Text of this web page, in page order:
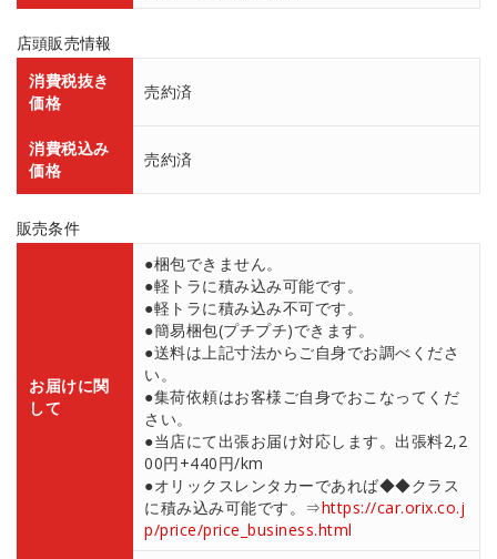
店頭販売情報
消費税抜き
価格
売約済
消費税込み
価格
売約済
販売条件
お届けに関
して
●梱包できません。
●軽トラに積み込み可能です。
●軽トラに積み込み不可です。
●簡易梱包(プチプチ)できます。
●送料は上記寸法からご自身でお調べくださ
い。
●集荷依頼はお客様ご自身でおこなってくだ
さい。
●当店にて出張お届け対応します。出張料2,2
00円+440円/km
●オリックスレンタカーであれば◆◆クラス
に積み込み可能です。⇒https://car.orix.co.j
p/price/price_business.html